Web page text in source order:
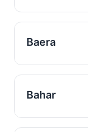
Baera
Bahar